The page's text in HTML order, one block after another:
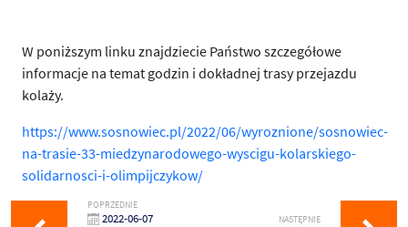
W poniższym linku znajdziecie Państwo szczegółowe
informacje na temat godzin i dokładnej trasy przejazdu
kolaży.
https://www.sosnowiec.pl/2022/06/wyroznione/sosnowiec-
na-trasie-33-miedzynarodowego-wyscigu-kolarskiego-
solidarnosci-i-olimpijczykow/
POPRZEDNIE
2022-06-07 NASTĘPNIE